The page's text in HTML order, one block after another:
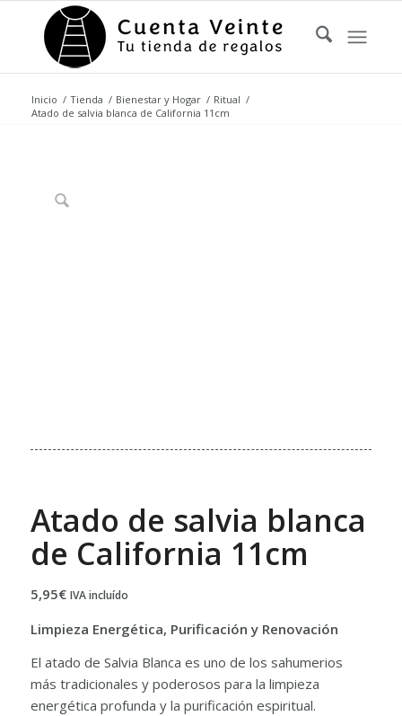
Inicio / Tienda / Bienestar y Hogar / Ritual /
Atado de salvia blanca de California 11cm
Atado de salvia blanca
de California 11cm
5,95€ IVA incluído
Limpieza Energética, Purificación y Renovación
El atado de Salvia Blanca es uno de los sahumerios
más tradicionales y poderosos para la limpieza
energética profunda y la purificación espiritual.